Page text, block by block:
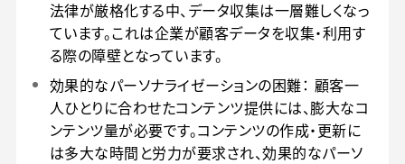
法律が厳格化する中、データ収集は一層難しくなっ
ています。これは企業が顧客データを収集・利用す
る際の障壁となっています。
効果的なパーソナライゼーションの困難： 顧客一
人ひとりに合わせたコンテンツ提供には、膨大なコ
ンテンツ量が必要です。コンテンツの作成・更新に
は多大な時間と労力が要求され、効果的なパーソ